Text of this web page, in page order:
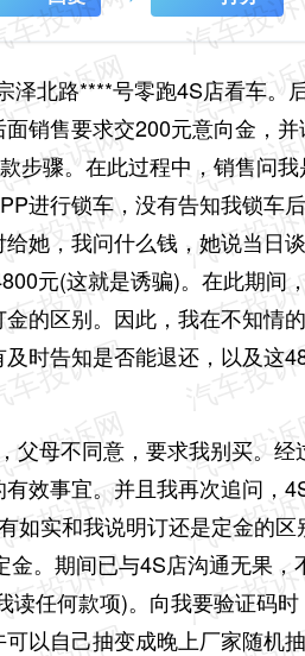
北路****号零跑4S店看车。
销售要求交200元意向金，
步骤。在此过程中，销售问
进行锁车，没有告知我锁车
她，我问什么钱，她说当日
元(这就是诱骗)。在此期间
的区别。因此，我在不知情
时告知是否能退还，以及这
父母不同意，要求我别买。
效事宜。并且我再次追问，
如实和我说明订还是定金的
。期间已与4S店沟通无果，
任何款项)。向我要验证码
以自己抽变成晚上厂家随机